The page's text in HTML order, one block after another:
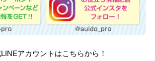
アカウントはこちらから！